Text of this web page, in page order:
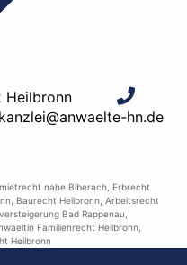
Heilbronn
kanzlei@anwaelte-hn.de
nahe Biberach
Erbrecht
Baurecht Heilbronn Arbeitsrecht
Bad Rappenau
Familienrecht Heilbronn
Heilbronn